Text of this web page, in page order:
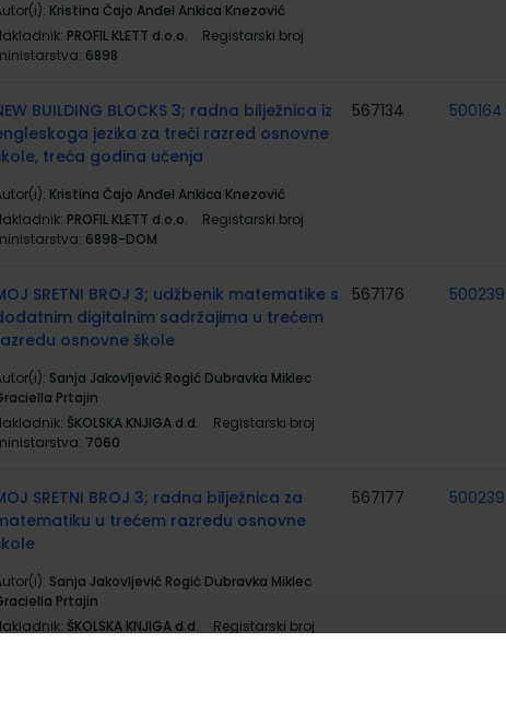
Kristina Čajo Anđel Ankica Knezović
PROFIL KLETT d.o.o.
Registarski broj
6898
BUILDING BLOCKS 3; radna bilježnica iz
jezika za treći razred osnovne
treća godina učenja
Kristina Čajo Anđel Ankica Knezović
PROFIL KLETT d.o.o.
Registarski broj
6898-DOM
567134 500164
SRETNI BROJ 3; udžbenik matematike s
digitalnim sadržajima u trećem
osnovne škole
Sanja Jakovljević Rogić Dubravka Miklec
Prtajin
ŠKOLSKA KNJIGA d.d.
Registarski broj
7060
567176 500239
SRETNI BROJ 3; radna bilježnica za
u trećem razredu osnovne
Sanja Jakovljević Rogić Dubravka Miklec
Prtajin
ŠKOLSKA KNJIGA d.d.
Registarski broj
567177 500239